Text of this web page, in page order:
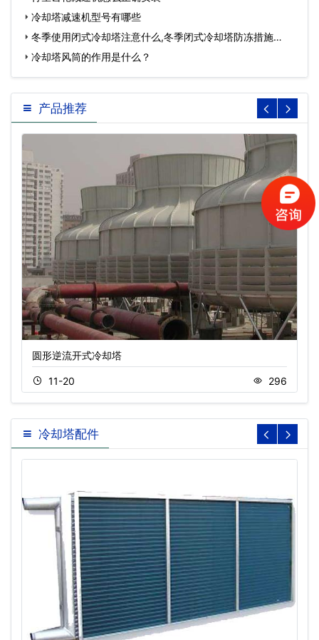
冷却塔减速机型号有哪些
冬季使用闭式冷却塔注意什么,冬季闭式冷却塔防冻措施…
冷却塔风筒的作用是什么？
产品推荐
圆形逆流开式冷却塔
11-20 296
冷却塔配件